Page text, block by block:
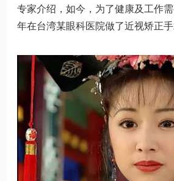
专家介绍，如今，为了健康及工作
年在台湾某眼科医院做了近视矫正手